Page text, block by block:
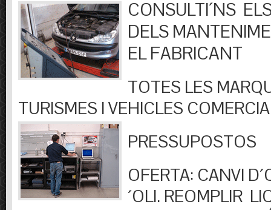
CONSULTI´NS
DELS
EL FABRICANT
TOTES LES
TURISMES I VEHICLES
PRESSUPOSTOS
OFERTA: CANVI
´OLI. REOMPLIR